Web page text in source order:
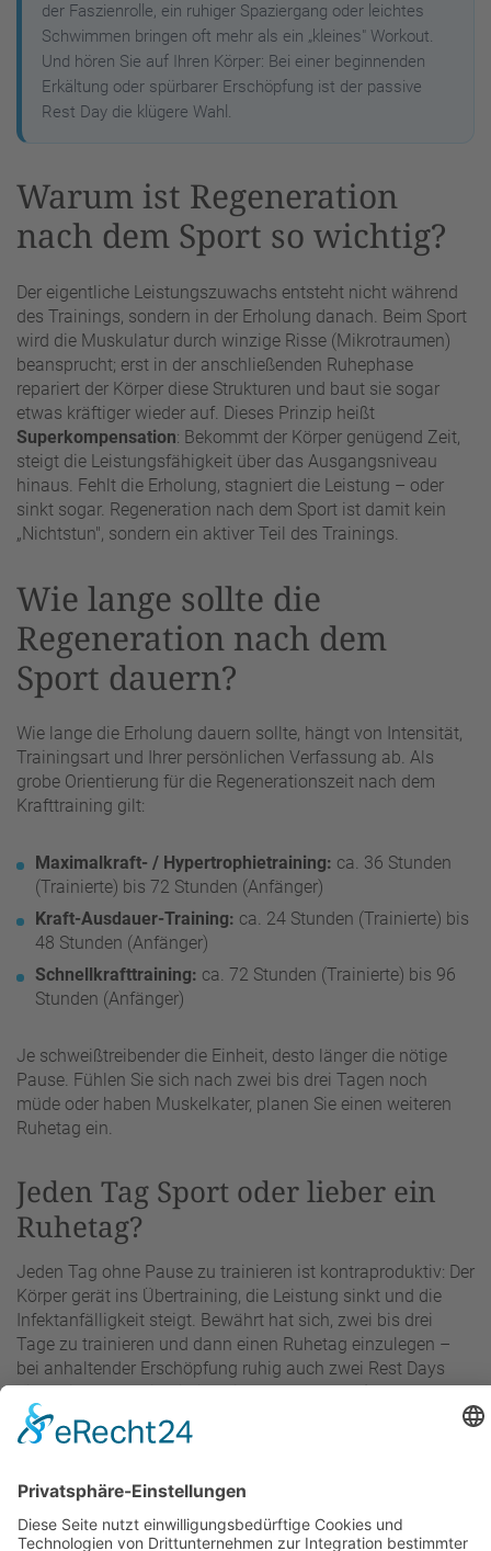
der Faszienrolle, ein ruhiger Spaziergang oder leichtes
Schwimmen bringen oft mehr als ein „kleines" Workout.
Und hören Sie auf Ihren Körper: Bei einer beginnenden
Erkältung oder spürbarer Erschöpfung ist der passive
Rest Day die klügere Wahl.
Warum ist Regeneration
nach dem Sport so wichtig?
Der eigentliche Leistungszuwachs entsteht nicht während
des Trainings, sondern in der Erholung danach. Beim Sport
wird die Muskulatur durch winzige Risse (Mikrotraumen)
beansprucht; erst in der anschließenden Ruhephase
repariert der Körper diese Strukturen und baut sie sogar
etwas kräftiger wieder auf. Dieses Prinzip heißt
Superkompensation: Bekommt der Körper genügend Zeit,
steigt die Leistungsfähigkeit über das Ausgangsniveau
hinaus. Fehlt die Erholung, stagniert die Leistung – oder
sinkt sogar. Regeneration nach dem Sport ist damit kein
„Nichtstun", sondern ein aktiver Teil des Trainings.
Wie lange sollte die
Regeneration nach dem
Sport dauern?
Wie lange die Erholung dauern sollte, hängt von Intensität,
Trainingsart und Ihrer persönlichen Verfassung ab. Als
grobe Orientierung für die Regenerationszeit nach dem
Krafttraining gilt:
Maximalkraft- / Hypertrophietraining: ca. 36 Stunden
(Trainierte) bis 72 Stunden (Anfänger)
Kraft-Ausdauer-Training: ca. 24 Stunden (Trainierte) bis
48 Stunden (Anfänger)
Schnellkrafttraining: ca. 72 Stunden (Trainierte) bis 96
Stunden (Anfänger)
Je schweißtreibender die Einheit, desto länger die nötige
Pause. Fühlen Sie sich nach zwei bis drei Tagen noch
müde oder haben Muskelkater, planen Sie einen weiteren
Ruhetag ein.
Jeden Tag Sport oder lieber ein
Ruhetag?
Jeden Tag ohne Pause zu trainieren ist kontraproduktiv: Der
Körper gerät ins Übertraining, die Leistung sinkt und die
Infektanfälligkeit steigt. Bewährt hat sich, zwei bis drei
Tage zu trainieren und dann einen Ruhetag einzulegen –
bei anhaltender Erschöpfung ruhig auch zwei Rest Days
hintereinander. Wichtig ist, die Ruhetagefest im
Trainingsplan
einzuplanen statt spontan. Im Alter gewinnt
die Regeneration zusätzlich an Bedeutung, da sich das
großzügiger ausfallen.